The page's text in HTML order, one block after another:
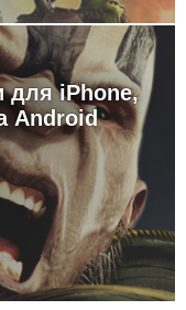
для iPhone,
Android